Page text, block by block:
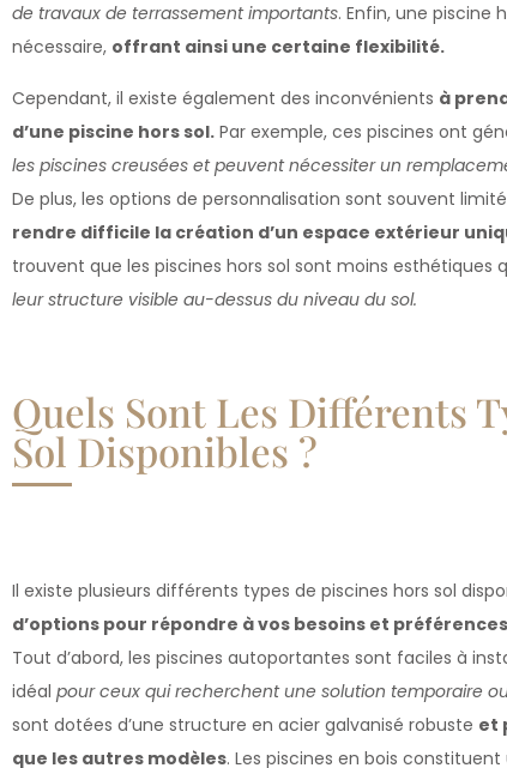
de travaux de terrassement importants. Enfin, une piscine
nécessaire, offrant ainsi une certaine flexibilité.
Cependant, il existe également des inconvénients à
d’une piscine hors sol. Par exemple, ces piscines ont
les piscines creusées et peuvent nécessiter un
De plus, les options de personnalisation sont souvent
rendre difficile la création d’un espace extérieur
trouvent que les piscines hors sol sont moins esthétiques
leur structure visible au-dessus du niveau du sol.
Quels Sont Les Différents
Sol Disponibles ?
Il existe plusieurs différents types de piscines hors sol
d’options pour répondre à vos besoins et
Tout d’abord, les piscines autoportantes sont faciles à
idéal pour ceux qui recherchent une solution temporaire
sont dotées d’une structure en acier galvanisé robuste et
que les autres modèles. Les piscines en bois